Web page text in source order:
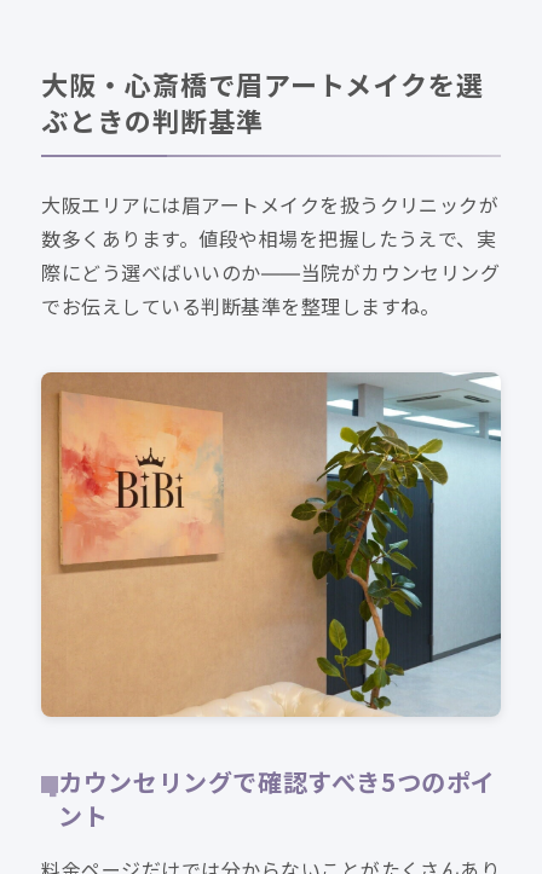
大阪・心斎橋で眉アートメイクを選
ぶときの判断基準
大阪エリアには眉アートメイクを扱うクリニックが
数多くあります。値段や相場を把握したうえで、実
際にどう選べばいいのか——当院がカウンセリング
でお伝えしている判断基準を整理しますね。
カウンセリングで確認すべき5つのポイ
ント